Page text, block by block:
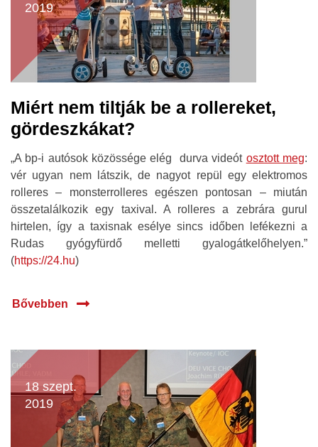
2019
Miért nem tiltják be a rollereket,
gördeszkákat?
„A bp-i autósok közössége elég durva videót osztott meg:
vér ugyan nem látszik, de nagyot repül egy elektromos
rolleres – monsterrolleres egészen pontosan – miután
összetalálkozik egy taxival. A rolleres a zebrára gurul
hirtelen, így a taxisnak esélye sincs időben lefékezni a
Rudas gyógyfürdő melletti gyalogátkelőhelyen.”
(https://24.hu)
Bővebben
18 szept.
2019